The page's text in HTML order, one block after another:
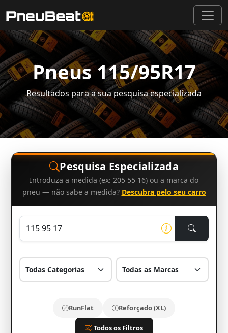
Pneus 115/95R17
Resultados para a sua pesquisa especializada
Pesquisa Especializada
Introduza a medida (ex: 205 55 16) ou a marca do
pneu — não sabe a medida? Descubra pelo seu carro
RunFlat Reforçado (XL)
Todos os Filtros